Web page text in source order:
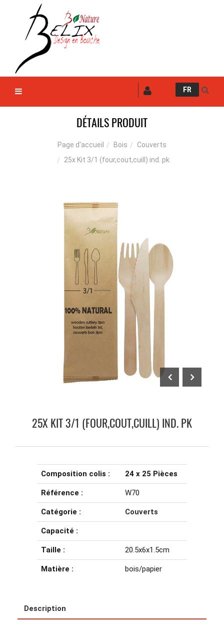
FR
DÉTAILS PRODUIT
Page d'accueil Bois
Couverts
25x Kit 3/1 (four,cout,cuill) ind. pk
25X KIT 3/1 (FOUR,COUT,CUILL) IND. PK
Composition colis : 24 x 25 Pièces
Référence : W70
Catégorie : Couverts
Capacité :
Taille : 20.5x6x1.5cm
Matière : bois/papier
Description